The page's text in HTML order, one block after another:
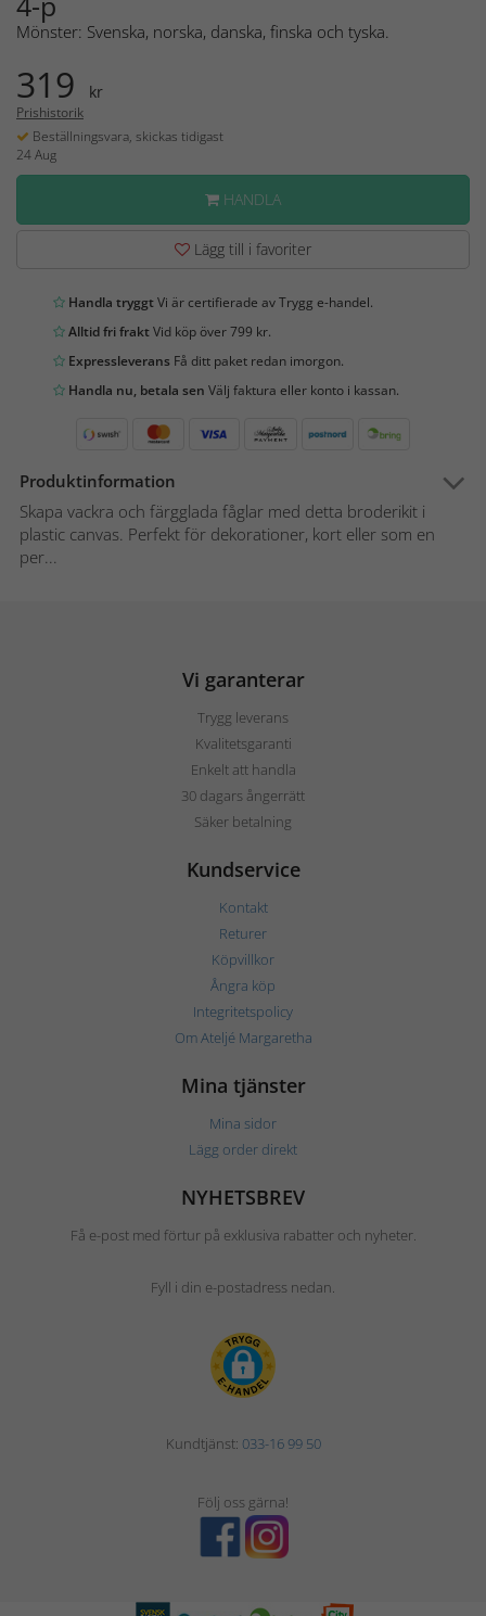
Mönster: Svenska, norska, danska, finska och tyska.
319 kr
Prishistorik
Beställningsvara, skickas tidigast
24 Aug
HANDLA
Lägg till i favoriter
Handla tryggtVi är certifierade av Trygg e-handel.
Alltid fri fraktVid köp över 799 kr.
Expressleverans Få ditt paket redan imorgon.
Handla nu, betala sen Välj faktura eller konto i kassan.
Produktinformation
Skapa vackra och färgglada fåglar med detta broderikit i
plastic canvas. Perfekt för dekorationer, kort eller som en
per...
Vi garanterar
Trygg leverans
Kvalitetsgaranti
Enkelt att handla
30 dagars ångerrätt
Säker betalning
Kundservice
Kontakt
Returer
Köpvillkor
Ångra köp
Integritetspolicy
Om Ateljé Margaretha
Mina tjänster
Mina sidor
Lägg order direkt
NYHETSBREV
Få e-post med förtur på exklusiva rabatter och nyheter.
Fyll i din e-postadress nedan.
Kundtjänst: 033-16 99 50
Följ oss gärna!